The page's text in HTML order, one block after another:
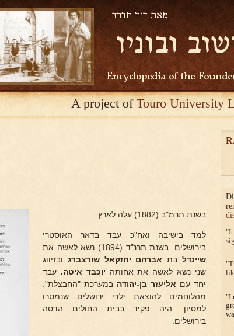
A project ofTouro University
בשנת תרמ"ב (1882) עלה לארץ.
למד בישיבה ואח"כ עבד בדאר האוסטרי
בירושלים. בשנת תרנ"ד (1894) נשא לאשה את
שיינדלבת אברהם יחזקאל שורצברג ובזיווג
שני נשא לאשה את אחותה יוכבד איטה. עבד
יחד עם אליעזר בן-יהודה במערכת "החבצלת".
מהלוחמים להוצאת ילדי ירושלים שנמסרו
למסיון. היה פקיד בבית החולים הדסה
בירושלים.
It
I